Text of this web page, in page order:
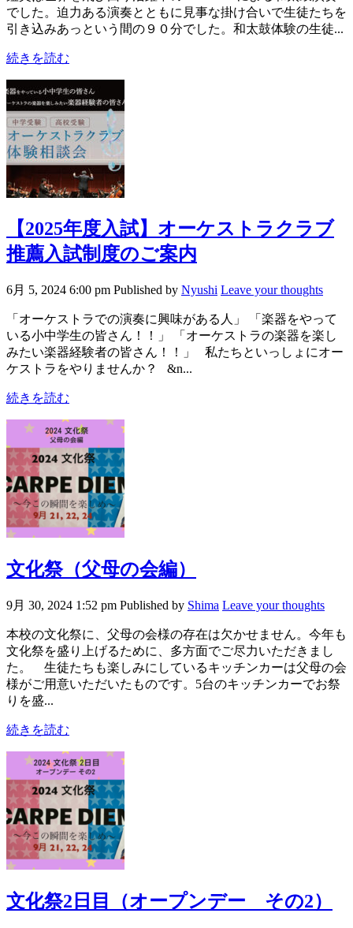
でした。迫力ある演奏とともに見事な掛け合いで生徒たちを
引き込みあっという間の９０分でした。和太鼓体験の生徒...
続きを読む
【2025年度入試】オーケストラクラブ
推薦入試制度のご案内
6月 5, 2024 6:00 pm Published by Nyushi Leave your thoughts
「オーケストラでの演奏に興味がある人」 「楽器をやって
いる小中学生の皆さん！！」 「オーケストラの楽器を楽し
みたい楽器経験者の皆さん！！」 私たちといっしょにオー
ケストラをやりませんか？ &n...
続きを読む
文化祭（父母の会編）
9月 30, 2024 1:52 pm Published by Shima Leave your thoughts
本校の文化祭に、父母の会様の存在は欠かせません。今年も
文化祭を盛り上げるために、多方面でご尽力いただきまし
た。 生徒たちも楽しみにしているキッチンカーは父母の会
様がご用意いただいたものです。5台のキッチンカーでお祭
りを盛...
続きを読む
文化祭2日目（オープンデー その2）